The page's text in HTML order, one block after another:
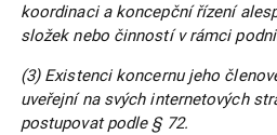
koordinaci a koncepční řízení
složek nebo činností v rámci
(3) Existenci koncernu jeho
uveřejní na svých internetových
postupovat podle § 72.